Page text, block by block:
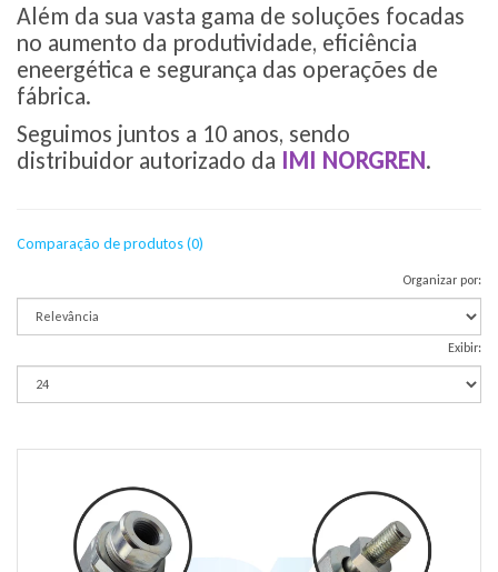
Além da sua vasta gama de soluções focadas
no aumento da produtividade, eficiência
eneergética e segurança das operações de
fábrica.
Seguimos juntos a 10 anos, sendo
distribuidor autorizado da IMI NORGREN.
Comparação de produtos (0)
Organizar por:
Exibir: